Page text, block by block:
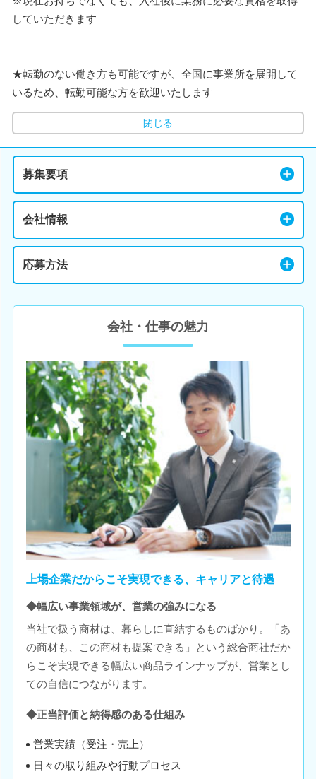
していただきます
★転勤のない働き方も可能ですが、全国に事業所を展開して
いるため、転勤可能な方を歓迎いたします
閉じる
募集要項
会社情報
応募方法
会社・仕事の魅力
上場企業だからこそ実現できる、キャリアと待遇
◆幅広い事業領域が、営業の強みになる
当社で扱う商材は、暮らしに直結するものばかり。「あ
の商材も、この商材も提案できる」という総合商社だか
らこそ実現できる幅広い商品ラインナップが、営業とし
ての自信につながります。
◆正当評価と納得感のある仕組み
営業実績（受注・売上）
日々の取り組みや行動プロセス